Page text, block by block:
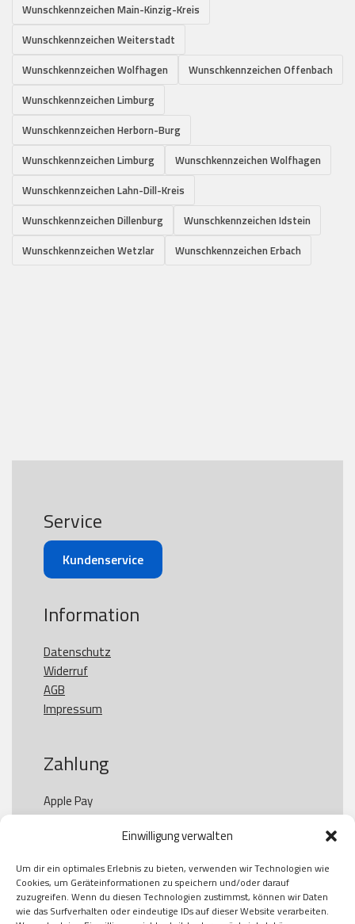
Einwilligung verwalten
Um dir ein optimales Erlebnis zu bieten, verwenden wir Technologien wie
Cookies, um Geräteinformationen zu speichern und/oder darauf
zuzugreifen. Wenn du diesen Technologien zustimmst, können wir Daten
wie das Surfverhalten oder eindeutige IDs auf dieser Website verarbeiten.
Wunschkennzeichen Main-Kinzig-Kreis
Wunschkennzeichen Weiterstadt
Wunschkennzeichen Wolfhagen
Wunschkennzeichen Offenbach
Wunschkennzeichen Limburg
Wunschkennzeichen Herborn-Burg
Wunschkennzeichen Limburg
Wunschkennzeichen Wolfhagen
Wunschkennzeichen Lahn-Dill-Kreis
Wunschkennzeichen Dillenburg
Wunschkennzeichen Idstein
Wunschkennzeichen Wetzlar
Wunschkennzeichen Erbach
Service
Kundenservice
Information
Datenschutz
Widerruf
AGB
Impressum
Zahlung
Apple Pay
Paypal
Kauf auf Rechung
Klarna
American Express